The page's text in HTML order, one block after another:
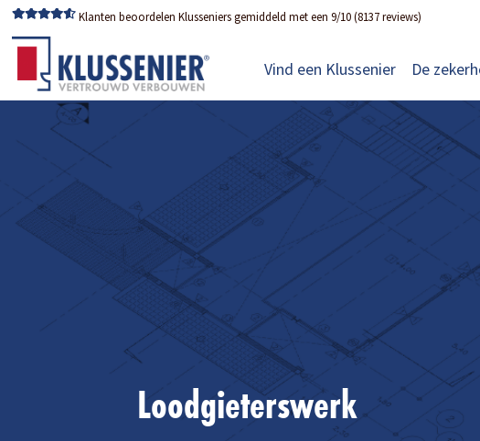
Klanten beoordelen Klusseniers gemiddeld met een 9/10 (8137 reviews)
Vind een Klussenier De
Loodgieterswerk